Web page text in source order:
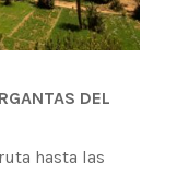
DEL
hasta las